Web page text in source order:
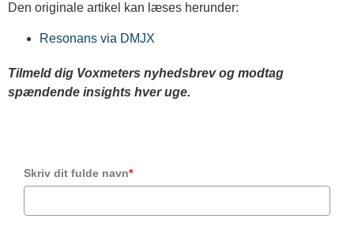
Den originale artikel kan læses herunder:
Resonans via DMJX
Tilmeld dig Voxmeters nyhedsbrev og modtag
spændende insights hver uge.
Skriv dit fulde navn*